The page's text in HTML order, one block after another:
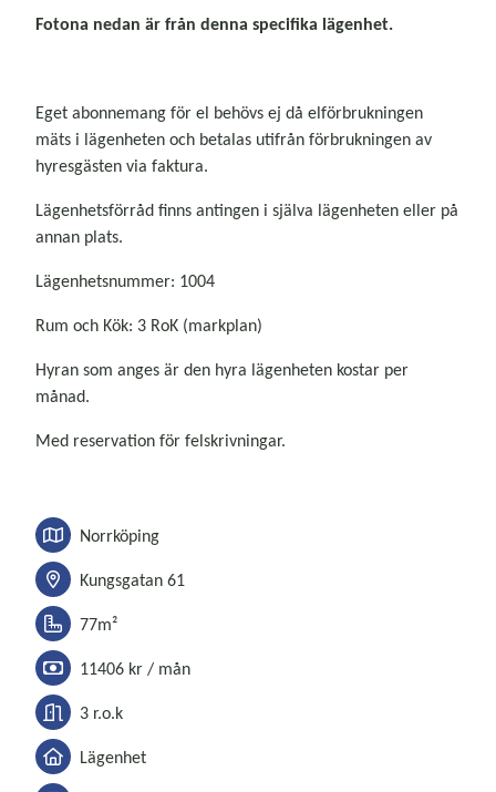
Fotona nedan är från denna specifika lägenhet.
Eget abonnemang för el behövs ej då elförbrukningen
mäts i lägenheten och betalas utifrån förbrukningen av
hyresgästen via faktura.
Lägenhetsförråd finns antingen i själva lägenheten eller på
annan plats.
Lägenhetsnummer: 1004
Rum och Kök: 3 RoK (markplan)
Hyran som anges är den hyra lägenheten kostar per
månad.
Med reservation för felskrivningar.
Norrköping
Kungsgatan 61
77m²
11406 kr / mån
3 r.o.k
Lägenhet